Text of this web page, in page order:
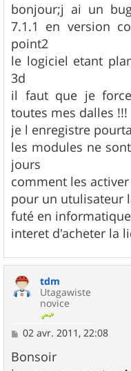
s
s
a
g
e
bonjour;j ai un
7.1.1 en version
point2
le logiciel etant
3d
il faut que je
toutes mes dalles !!!
je l enregistre
les modules ne
jours
comment les
pour un utulisateur
futé en
interet d'acheter la
tdm
Utagawiste
novice
M
s
s
02 avr. 2011, 22:08
Bonsoir